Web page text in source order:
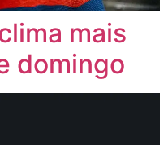
mais
domingo